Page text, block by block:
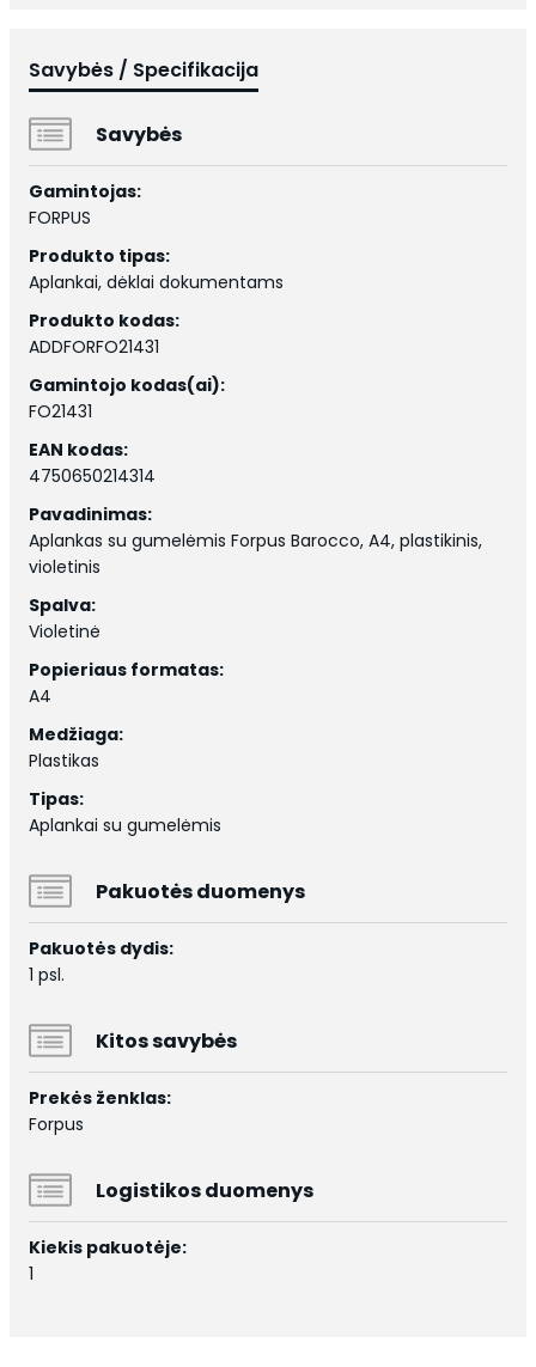
Savybės / Specifikacija
Savybės
Gamintojas:
FORPUS
Produkto tipas:
Aplankai, dėklai dokumentams
Produkto kodas:
ADDFORFO21431
Gamintojo kodas(ai):
FO21431
EAN kodas:
4750650214314
Pavadinimas:
Aplankas su gumelėmis Forpus Barocco, A4, plastikinis,
violetinis
Spalva:
Violetinė
Popieriaus formatas:
A4
Medžiaga:
Plastikas
Tipas:
Aplankai su gumelėmis
Pakuotės duomenys
Pakuotės dydis:
1 psl.
Kitos savybės
Prekės ženklas:
Forpus
Logistikos duomenys
Kiekis pakuotėje:
1